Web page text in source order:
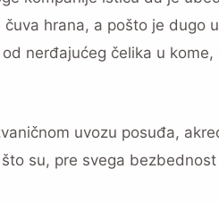
hrana, a pošto je dugo
nerđajućeg čelika u
uvozu posuđa,
su, pre svega